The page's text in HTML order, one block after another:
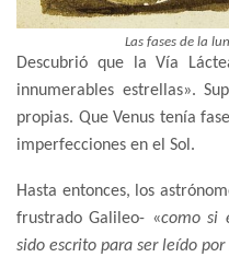
Las fases de la
Descubrió que la Vía
innumerables estrellas».
propias. Que Venus tenía
imperfecciones en el Sol.
Hasta entonces, los
frustrado Galileo- «como si
sido escrito para ser leído